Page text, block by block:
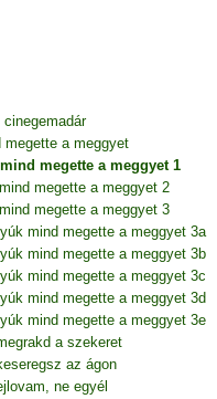
megette a meggyet
megette a meggyet 1
megette a meggyet 2
megette a meggyet 3
mind megette a meggyet 3a
mind megette a meggyet 3b
mind megette a meggyet 3c
mind megette a meggyet 3d
mind megette a meggyet 3e
a szekeret
az ágon
ne egyél